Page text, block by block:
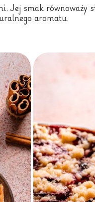
Jej smak równoważy
aromatu.